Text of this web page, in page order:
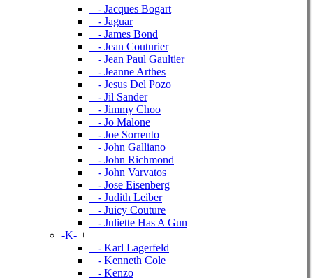
- Jacques Bogart
- Jaguar
- James Bond
- Jean Couturier
- Jean Paul Gaultier
- Jeanne Arthes
- Jesus Del Pozo
- Jil Sander
- Jimmy Choo
- Jo Malone
- Joe Sorrento
- John Galliano
- John Richmond
- John Varvatos
- Jose Eisenberg
- Judith Leiber
- Juicy Couture
- Juliette Has A Gun
-K- +
- Karl Lagerfeld
- Kenneth Cole
- Kenzo